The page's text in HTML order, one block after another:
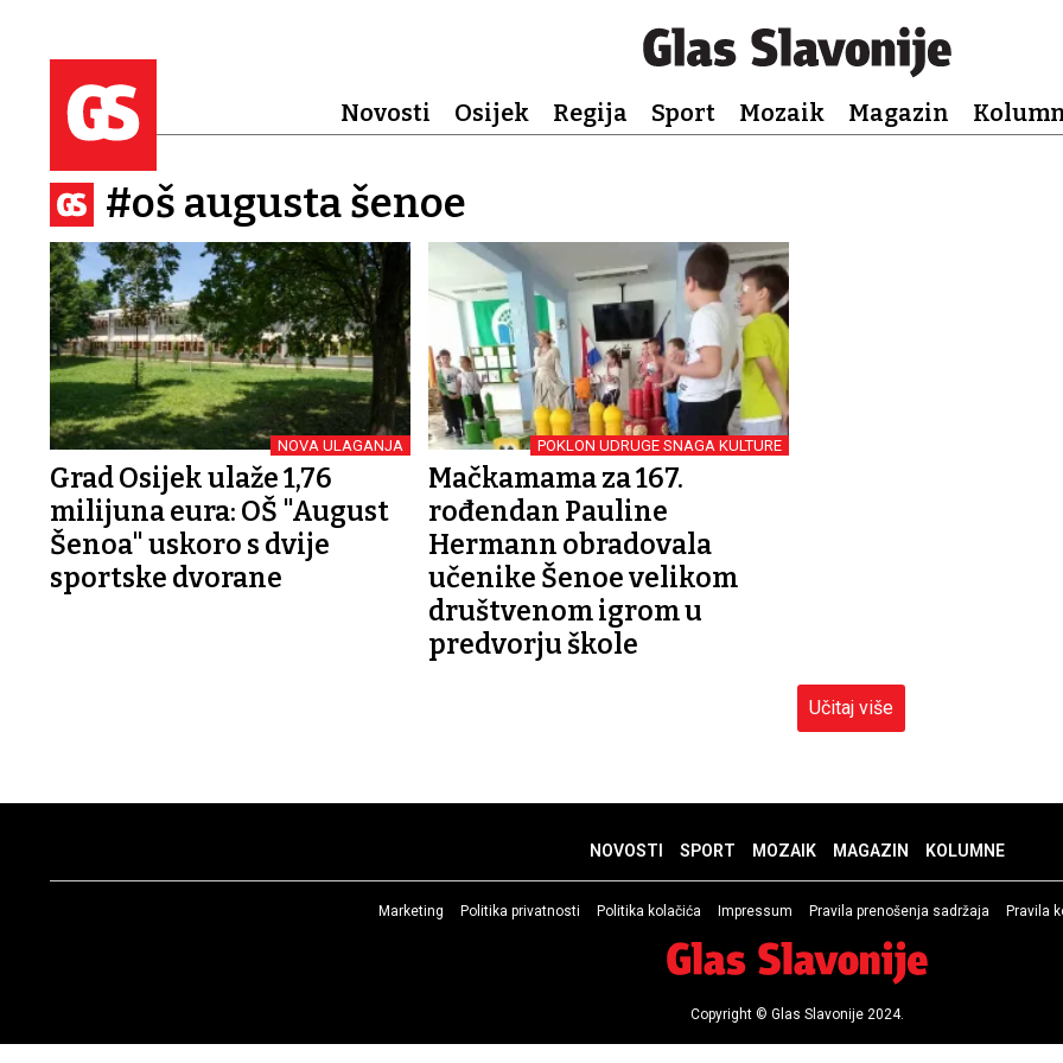
Novosti Osijek Regija Sport Mozaik Magazin
#oš augusta šenoe
NOVA ULAGANJA
Grad Osijek ulaže 1,76
milijuna eura: OŠ "August
Šenoa" uskoro s dvije
sportske dvorane
POKLON UDRUGE SNAGA KULTURE
Mačkamama za 167.
rođendan Pauline
Hermann obradovala
učenike Šenoe velikom
društvenom igrom u
predvorju škole
Učitaj više
NOVOSTI SPORT MOZAIK MAGAZIN KOLUMNE
Marketing Politika privatnosti Politika kolačića Impressum Pravila prenošenja sadržaja Pravila
Copyright © Glas Slavonije 2024.